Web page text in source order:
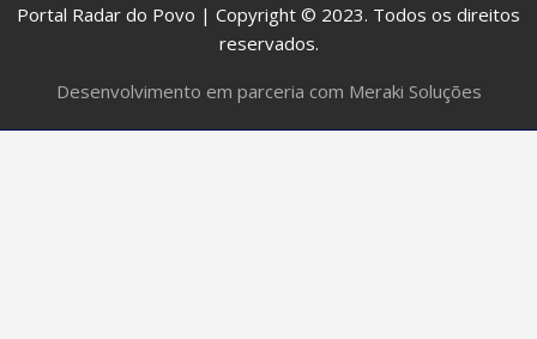
Portal Radar do Povo | Copyright © 2023. Todos os direitos
reservados.
Desenvolvimento em parceria com Meraki Soluções